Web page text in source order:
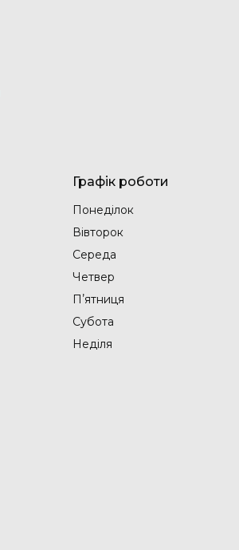
Графік роботи
Понеділок
Вівторок
Середа
Четвер
Пʼятниця
Субота
Неділя